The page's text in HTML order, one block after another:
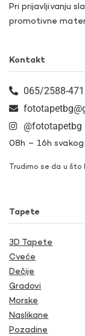
Pri prijavljivanju
promotivne
Kontakt
065/2588-471
@fototapetbg
08h – 16h
Trudimo se da u
Tapete
3D Tapete
Cveće
Dečije
Gradovi
Morske
Naslikane
Pozadine